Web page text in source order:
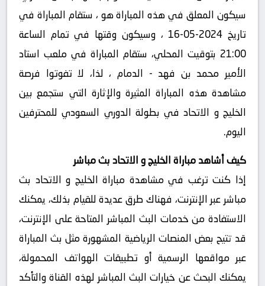
سيكون المعلق في هذه المباراة هو ، ستقام المباراة في
تاريخ 2024-05-16 ، وسيكون وقتها في تمام الساعة
21:00 بتوقيت المحلي، ستقام المباراة في ملعب استاد
الأمير محمد بن فهد - الدمام ، لذا، لا تفوتوا فرصة
مشاهدة هذه المباراة المثيرة والإثارة التي ستجمع بين
الخليج و الاتحاد في بطولة الدوري السعودي للمحترفين
اليوم.
كيف أشاهد مباراة الخليج و الاتحاد بث مباشر
إذا كنت ترغب في مشاهدة مباراة الخليج و الاتحاد بث
مباشر عبر الإنترنت، فهناك طرق عديدة للقيام بذلك، يمكنك
الاستفادة من خدمات البث المباشر المتاحة على الإنترنت،
قد تتيح بعض المنصات الرياضية المشهورة مثل بث المباراة
عبر مواقعها الرسمية أو تطبيقات الهواتف المحمولة،
يمكنك البحث عن خيارات البث المباشر لهذه القناة والتأكد